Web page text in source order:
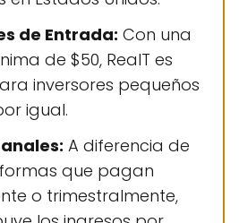
de Entrada: Con una
de $50, RealT es
inversores pequeños
igual.
A diferencia de
que pagan
o trimestralmente,